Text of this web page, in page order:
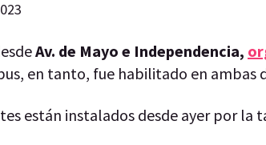
Av. de Mayo e Independencia,
en tanto, fue habilitado en ambas
están instalados desde ayer por